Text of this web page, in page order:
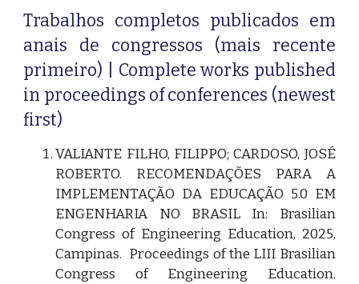
Trabalhos completos publicados em
anais de congressos (mais recente
primeiro) | Complete works published
in proceedings of conferences (newest
first)
VALIANTE FILHO, FILIPPO; CARDOSO, JOSÉ
ROBERTO. RECOMENDAÇÕES PARA A
IMPLEMENTAÇÃO DA EDUCAÇÃO 5.0 EM
ENGENHARIA NO BRASIL In: Brasilian
Congress of Engineering Education, 2025,
Campinas. Proceedings of the LIII Brasilian
Congress of Engineering Education.